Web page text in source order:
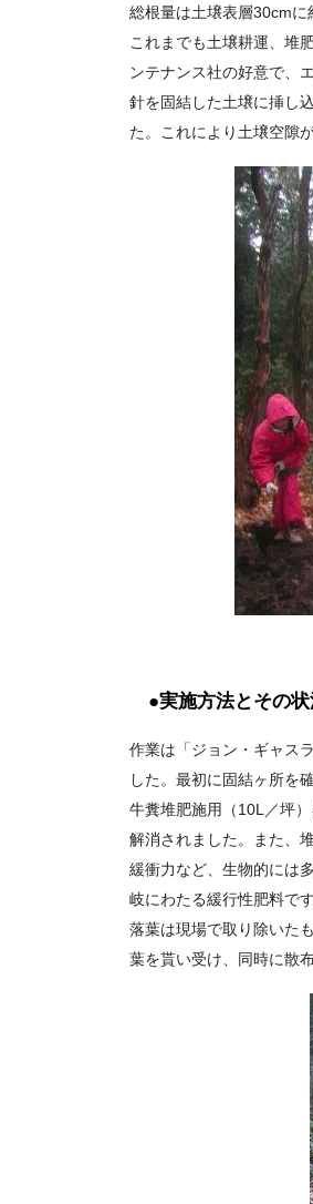
総根量は土壌表層30cmに
これまでも土壌耕運、堆
ンテナンス社の好意で、
針を固結した土壌に挿し
た。これにより土壌空隙
●実施方法とその状
作業は「ジョン・ギャス
した。最初に固結ヶ所を
牛糞堆肥施用（10L／坪
解消されました。また、
緩衝力など、生物的には
岐にわたる緩行性肥料で
落葉は現場で取り除いた
葉を貰い受け、同時に散